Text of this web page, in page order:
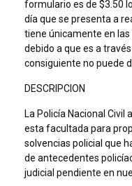
formulario es de $3.50
día que se presenta a
tiene únicamente en
debido a que es a
consiguiente no puede
DESCRIPCION
La Policía Nacional Civil
esta facultada para
solvencias policial que
de antecedentes
judicial pendiente en